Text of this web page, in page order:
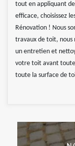
tout en appliquant
efficace, choisissez
Rénovation ! Nous
travaux de toit, nous
un entretien et
votre toit avant
toute la surface de